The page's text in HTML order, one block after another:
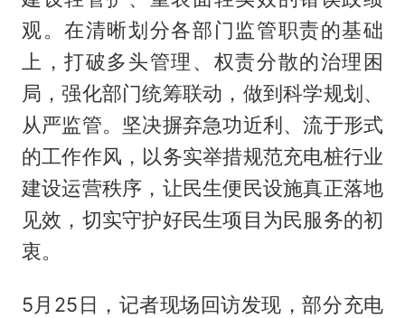
观。在清晰划分各部门监管职责的基础
上，打破多头管理、权责分散的治理困
局，强化部门统筹联动，做到科学规划、
从严监管。坚决摒弃急功近利、流于形式
的工作作风，以务实举措规范充电桩行业
建设运营秩序，让民生便民设施真正落地
见效，切实守护好民生项目为民服务的初
衷。
5月25日，记者现场回访发现，部分充电